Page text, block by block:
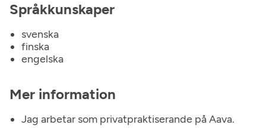
Språkkunskaper
svenska
finska
engelska
Mer information
Jag arbetar som privatpraktiserande på Aava.